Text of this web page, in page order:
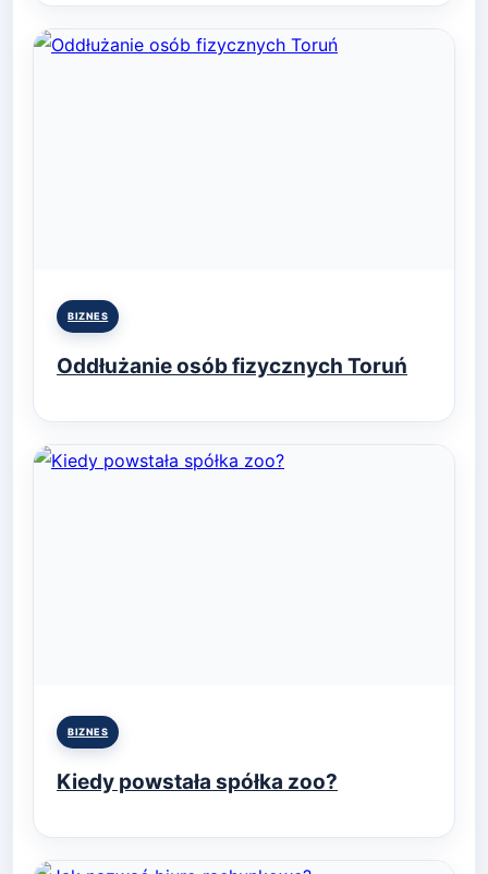
Posted
BIZNES
Oddłużanie osób fizycznych Toruń
Posted
BIZNES
Kiedy powstała spółka zoo?